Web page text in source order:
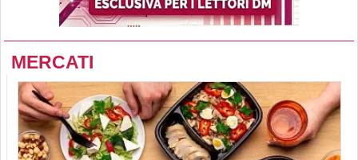
MERCATI